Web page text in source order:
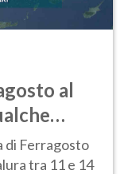
al
di Ferragosto
tra 11 e 14